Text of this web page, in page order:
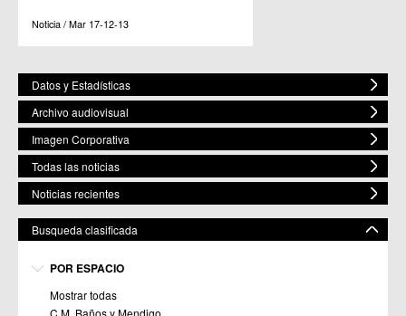
Noticia / Mar 17-12-13
Datos y Estadísticas
Archivo audiovisual
Imagen Corporativa
Todas las noticias
Noticias recientes
Busqueda clasificada
POR ESPACIO
Mostrar todas